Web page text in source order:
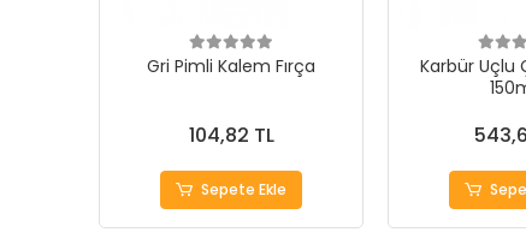
Gri Pimli Kalem Fırça
104,82 TL
Sepete Ekle
Karbür Uçlu